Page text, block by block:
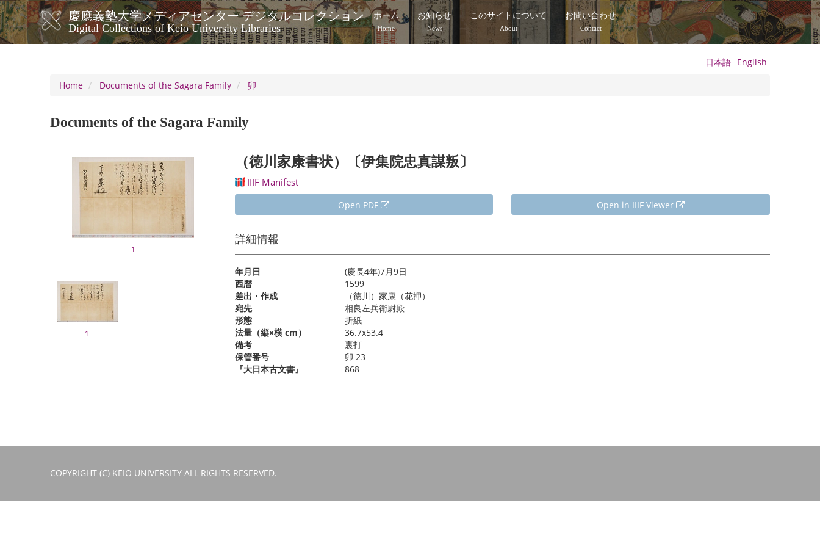
Skip
to
main
content
慶應義塾大学メディアセンター デジタルコレクション
Digital Collections of Keio University Libraries
メ
イ
ビ
シ
ホーム
Home
お知らせ
News
このサイトについて
About
お問い合わせ
Contact
日本語 English
Home
Documents of the Sagara Family 卯
Documents of the Sagara Family
1
1
（徳川家康書状）〔伊集院忠真謀叛〕
IIIF Manifest
Open PDF Open in IIIF Viewer
詳細情報
年月日
(慶長4年)7月9日
西暦
1599
差出・作成
（徳川）家康（花押）
宛先
相良左兵衛尉殿
形態
折紙
法量（縦×横 cm）
36.7x53.4
備考
裏打
保管番号
卯 23
『大日本古文書』
868
COPYRIGHT (C) KEIO UNIVERSITY ALL RIGHTS RESERVED.